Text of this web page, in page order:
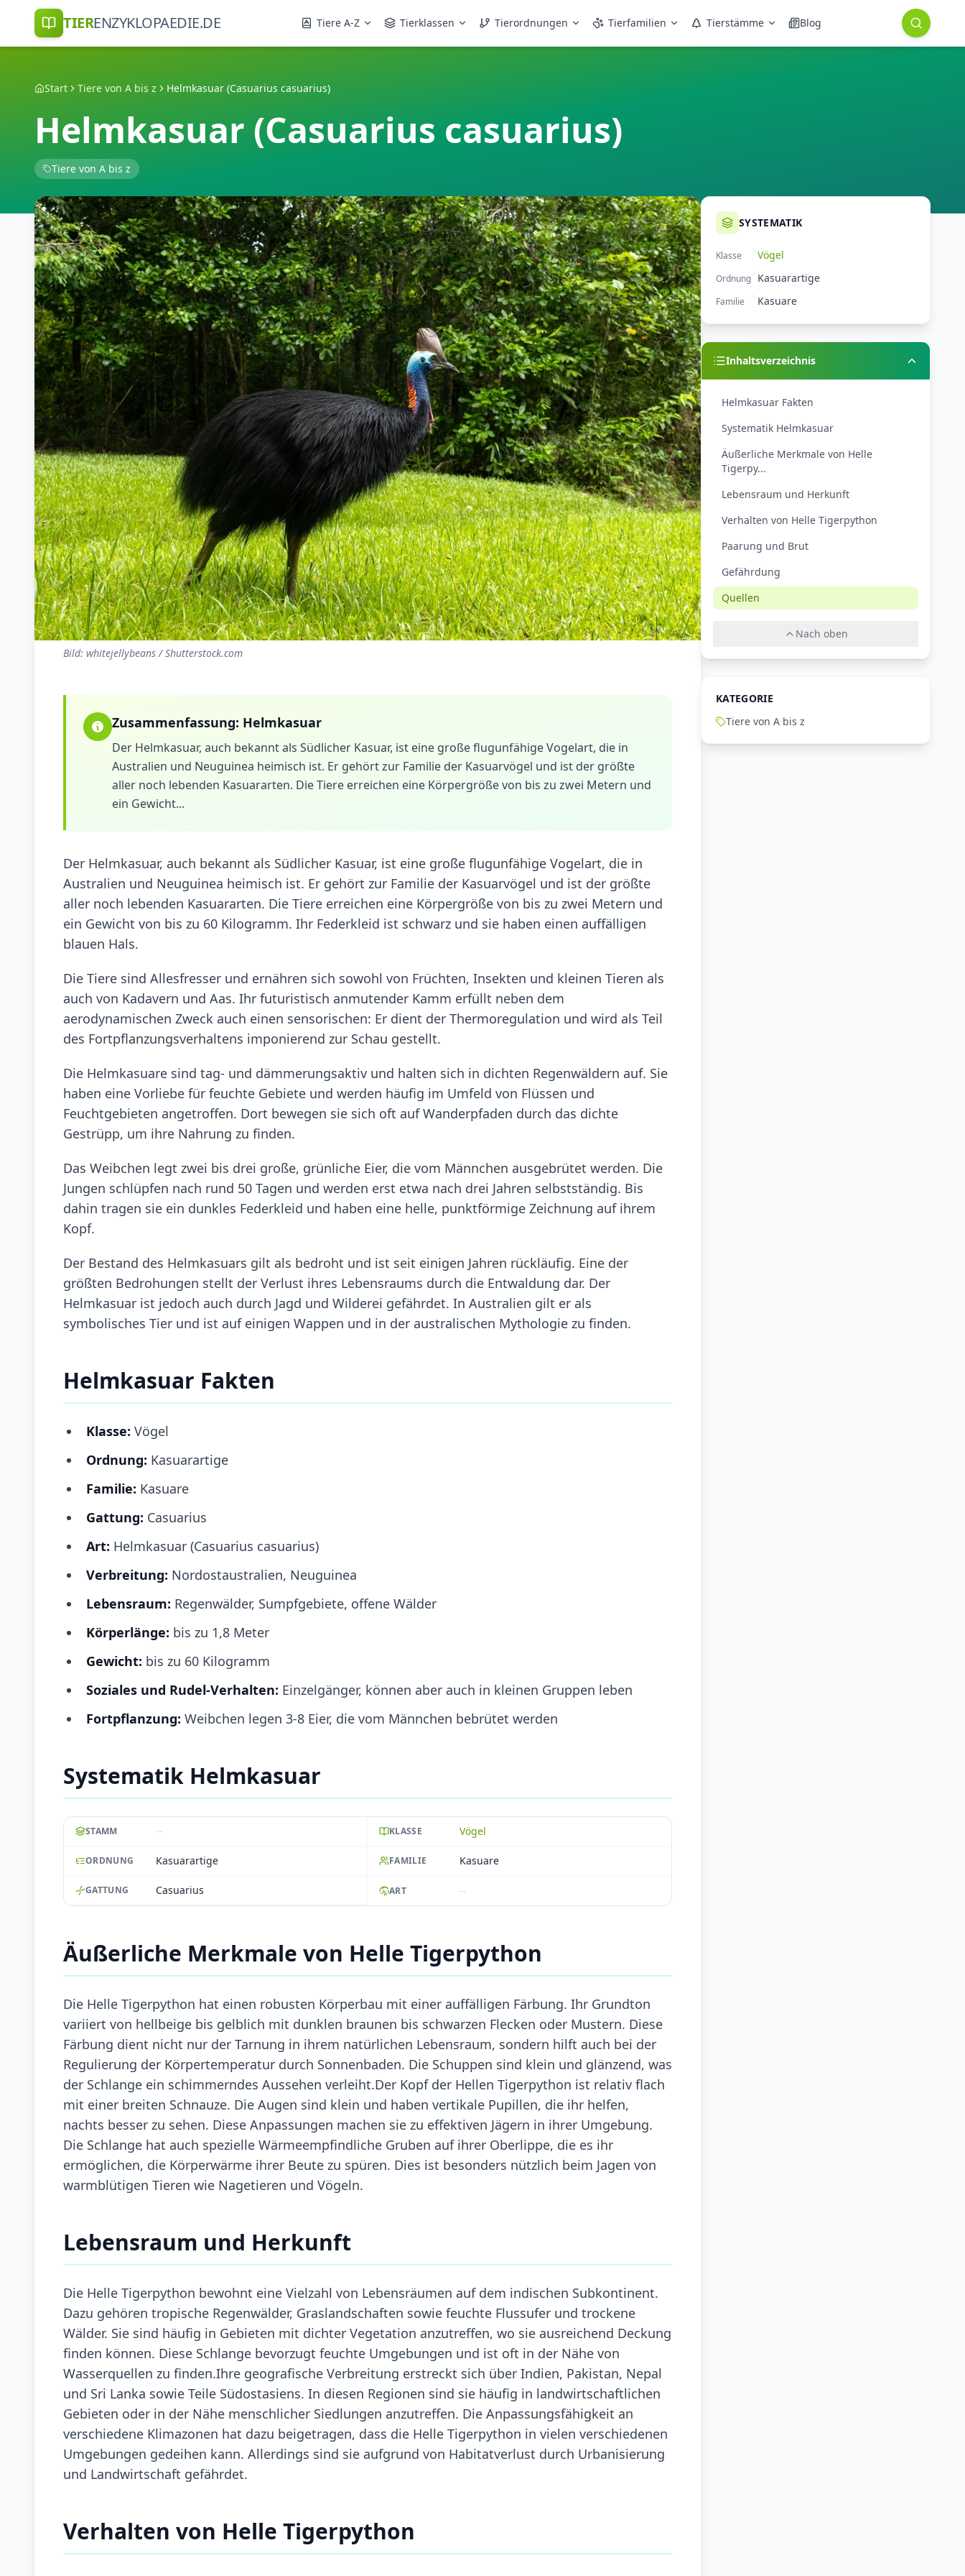
TIERENZYKLOPAEDIE.DE Tiere A-Z Tierklassen Tierordnungen Tierfamilien Tierstämme Blog
Start Tiere von A bis z Helmkasuar (Casuarius casuarius)
Helmkasuar (Casuarius casuarius)
Tiere von A bis z
Bild: whitejellybeans / Shutterstock.com
Zusammenfassung: Helmkasuar
Der Helmkasuar, auch bekannt als Südlicher Kasuar, ist eine große flugunfähige Vogelart, die in
Australien und Neuguinea heimisch ist. Er gehört zur Familie der Kasuarvögel und ist der größte
aller noch lebenden Kasuararten. Die Tiere erreichen eine Körpergröße von bis zu zwei Metern und
ein Gewicht...
Der Helmkasuar, auch bekannt als Südlicher Kasuar, ist eine große flugunfähige Vogelart, die in
Australien und Neuguinea heimisch ist. Er gehört zur Familie der Kasuarvögel und ist der größte
aller noch lebenden Kasuararten. Die Tiere erreichen eine Körpergröße von bis zu zwei Metern und
ein Gewicht von bis zu 60 Kilogramm. Ihr Federkleid ist schwarz und sie haben einen auffälligen
blauen Hals.
Die Tiere sind Allesfresser und ernähren sich sowohl von Früchten, Insekten und kleinen Tieren als
auch von Kadavern und Aas. Ihr futuristisch anmutender Kamm erfüllt neben dem
aerodynamischen Zweck auch einen sensorischen: Er dient der Thermoregulation und wird als Teil
des Fortpflanzungsverhaltens imponierend zur Schau gestellt.
Die Helmkasuare sind tag- und dämmerungsaktiv und halten sich in dichten Regenwäldern auf. Sie
haben eine Vorliebe für feuchte Gebiete und werden häufig im Umfeld von Flüssen und
Feuchtgebieten angetroffen. Dort bewegen sie sich oft auf Wanderpfaden durch das dichte
Gestrüpp, um ihre Nahrung zu finden.
Das Weibchen legt zwei bis drei große, grünliche Eier, die vom Männchen ausgebrütet werden. Die
Jungen schlüpfen nach rund 50 Tagen und werden erst etwa nach drei Jahren selbstständig. Bis
dahin tragen sie ein dunkles Federkleid und haben eine helle, punktförmige Zeichnung auf ihrem
Kopf.
Der Bestand des Helmkasuars gilt als bedroht und ist seit einigen Jahren rückläufig. Eine der
größten Bedrohungen stellt der Verlust ihres Lebensraums durch die Entwaldung dar. Der
Helmkasuar ist jedoch auch durch Jagd und Wilderei gefährdet. In Australien gilt er als
symbolisches Tier und ist auf einigen Wappen und in der australischen Mythologie zu finden.
Helmkasuar Fakten
Klasse: Vögel
Ordnung: Kasuarartige
Familie: Kasuare
Gattung: Casuarius
Art: Helmkasuar (Casuarius casuarius)
Verbreitung: Nordostaustralien, Neuguinea
Lebensraum: Regenwälder, Sumpfgebiete, offene Wälder
Körperlänge: bis zu 1,8 Meter
Gewicht: bis zu 60 Kilogramm
Soziales und Rudel-Verhalten: Einzelgänger, können aber auch in kleinen Gruppen leben
Fortpflanzung: Weibchen legen 3-8 Eier, die vom Männchen bebrütet werden
Systematik Helmkasuar
STAMM -- KLASSE Vögel
ORDNUNG Kasuarartige FAMILIE Kasuare
GATTUNG Casuarius ART --
Äußerliche Merkmale von Helle Tigerpython
Die Helle Tigerpython hat einen robusten Körperbau mit einer auffälligen Färbung. Ihr Grundton
variiert von hellbeige bis gelblich mit dunklen braunen bis schwarzen Flecken oder Mustern. Diese
Färbung dient nicht nur der Tarnung in ihrem natürlichen Lebensraum, sondern hilft auch bei der
Regulierung der Körpertemperatur durch Sonnenbaden. Die Schuppen sind klein und glänzend, was
der Schlange ein schimmerndes Aussehen verleiht.Der Kopf der Hellen Tigerpython ist relativ flach
mit einer breiten Schnauze. Die Augen sind klein und haben vertikale Pupillen, die ihr helfen,
nachts besser zu sehen. Diese Anpassungen machen sie zu effektiven Jägern in ihrer Umgebung.
Die Schlange hat auch spezielle Wärmeempfindliche Gruben auf ihrer Oberlippe, die es ihr
ermöglichen, die Körperwärme ihrer Beute zu spüren. Dies ist besonders nützlich beim Jagen von
warmblütigen Tieren wie Nagetieren und Vögeln.
Lebensraum und Herkunft
Die Helle Tigerpython bewohnt eine Vielzahl von Lebensräumen auf dem indischen Subkontinent.
Dazu gehören tropische Regenwälder, Graslandschaften sowie feuchte Flussufer und trockene
Wälder. Sie sind häufig in Gebieten mit dichter Vegetation anzutreffen, wo sie ausreichend Deckung
finden können. Diese Schlange bevorzugt feuchte Umgebungen und ist oft in der Nähe von
Wasserquellen zu finden.Ihre geografische Verbreitung erstreckt sich über Indien, Pakistan, Nepal
und Sri Lanka sowie Teile Südostasiens. In diesen Regionen sind sie häufig in landwirtschaftlichen
Gebieten oder in der Nähe menschlicher Siedlungen anzutreffen. Die Anpassungsfähigkeit an
verschiedene Klimazonen hat dazu beigetragen, dass die Helle Tigerpython in vielen verschiedenen
Umgebungen gedeihen kann. Allerdings sind sie aufgrund von Habitatverlust durch Urbanisierung
und Landwirtschaft gefährdet.
Verhalten von Helle Tigerpython
SYSTEMATIK
Klasse Vögel
Ordnung Kasuarartige
Familie Kasuare
Inhaltsverzeichnis
Helmkasuar Fakten
Systematik Helmkasuar
Äußerliche Merkmale von Helle
Tigerpy...
Lebensraum und Herkunft
Verhalten von Helle Tigerpython
Paarung und Brut
Gefährdung
Quellen
Nach oben
KATEGORIE
Tiere von A bis z